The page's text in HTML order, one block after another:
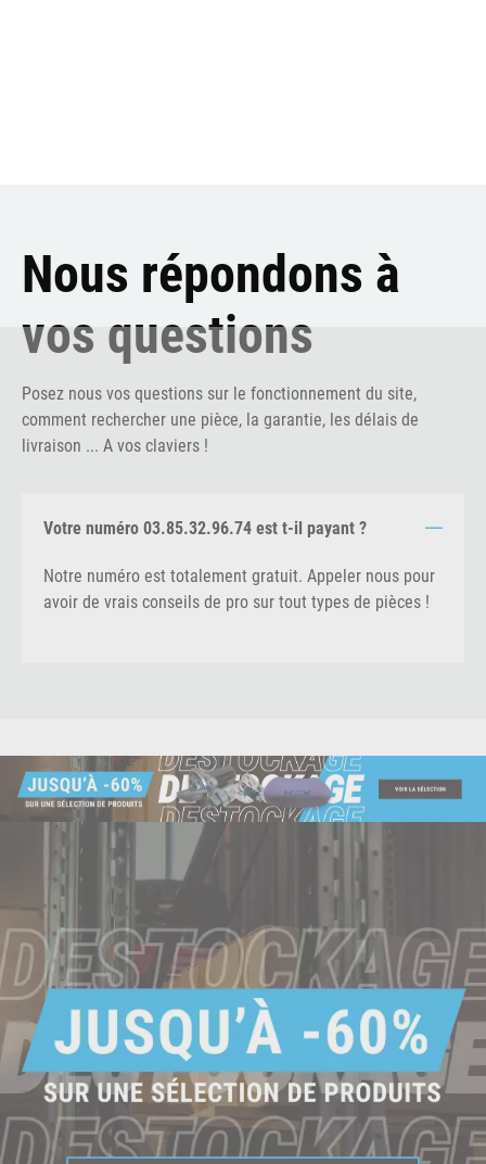
Nous répondons à
vos questions
Posez nous vos questions sur le fonctionnement du site,
comment rechercher une pièce, la garantie, les délais de
livraison ... A vos claviers !
Votre numéro 03.85.32.96.74 est t-il payant ?
Notre numéro est totalement gratuit. Appeler nous pour
avoir de vrais conseils de pro sur tout types de pièces !